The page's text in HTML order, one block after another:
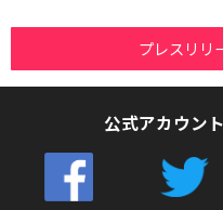
プレスリリ
公式アカウン